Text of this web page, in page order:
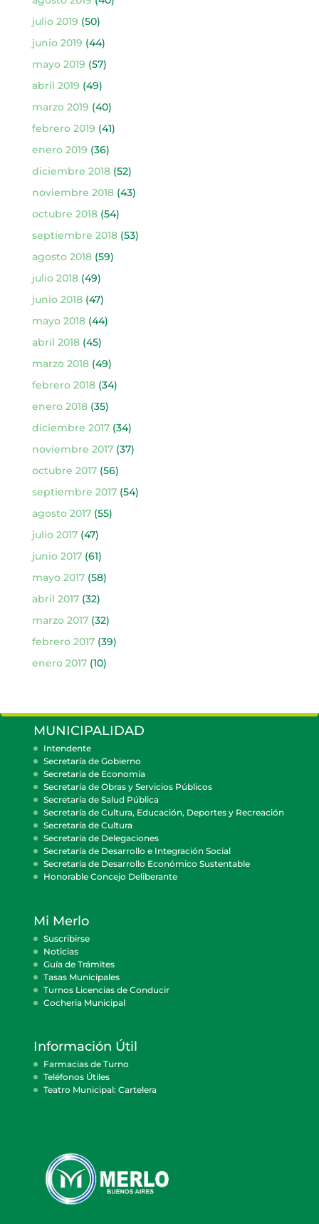
julio 2019 (50)
junio 2019 (44)
mayo 2019 (57)
abril 2019 (49)
marzo 2019 (40)
febrero 2019 (41)
enero 2019 (36)
diciembre 2018(52)
noviembre 2018(43)
octubre 2018(54)
septiembre 2018(53)
agosto 2018(59)
julio 2018(49)
junio 2018(47)
mayo 2018(44)
abril 2018(45)
marzo 2018(49)
febrero 2018(34)
enero 2018(35)
diciembre 2017(34)
noviembre 2017(37)
octubre 2017(56)
septiembre 2017(54)
agosto 2017(55)
julio 2017(47)
junio 2017(61)
mayo 2017(58)
abril 2017(32)
marzo 2017(32)
febrero 2017(39)
enero 2017(10)
MUNICIPALIDAD
Intendente
Secretaría de Gobierno
Secretaría de Economía
Secretaría de Obras y Servicios Públicos
Secretaría de Salud Pública
Secretaría de Cultura, Educación, Deportes y Recreación
Secretaría de Cultura
Secretaría de Delegaciones
Secretaría de Desarrollo e Integración Social
Secretaría de Desarrollo Económico Sustentable
Honorable Concejo Deliberante
Mi Merlo
Suscribirse
Noticias
Guía de Trámites
Tasas Municipales
Turnos Licencias de Conducir
Cocheria Municipal
Información Útil
Farmacias de Turno
Teléfonos Útiles
Teatro Municipal: Cartelera